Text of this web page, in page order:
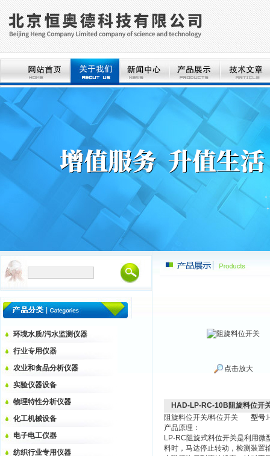
环境水质/污水监测仪器
行业专用仪器
农业和食品分析仪器
实验仪器设备
物理特性分析仪器
化工机械设备
电子电工仪器
纺织行业专用仪器
点击放大
HAD-LP-RC-10B阻旋料位开
阻旋料位开关/料位开关 型号
产品原理：
LP-RC阻旋式料位开关是利用微
料时，马达停止转动，检测装置